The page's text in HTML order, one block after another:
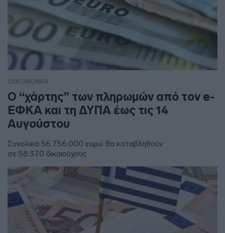
ΟΙΚΟΝΟΜΙΑ
Ο “χάρτης” των πληρωμών από τον e-
ΕΦΚΑ και τη ΔΥΠΑ έως τις 14
Αυγούστου
Συνολικά 56.756.000 ευρώ θα καταβληθούν
σε 58.370 δικαιούχους